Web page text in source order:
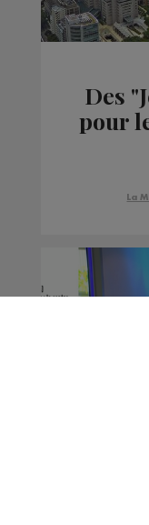
Des
pour
La